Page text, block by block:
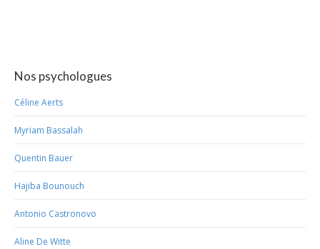
Nos psychologues
Céline Aerts
Myriam Bassalah
Quentin Bauer
Hajiba Bounouch
Antonio Castronovo
Aline De Witte